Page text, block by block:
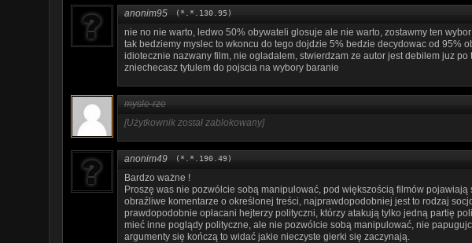
anonim95 (*.*.130.95)
nie no nie warto, ledwo 50% obywateli glosuje ale nie warto, zostawmy ten
tak bedziemy myslec to wkoncu do tego dojdzie 5% bedzie decydowac od 95%
idiotecznie nazwany film, nie ogladalem, stwierdzam ze autor jest debilem juz po
zniechecasz tytulem do pojscia na wybory baranie
mysle-rze
[Użytkownik został zablokowany]
anonim49 (*.*.190.49)
Bardzo ważne !
Proszę was nie pozwólcie sobą manipulować, pod większością filmów pojawiają
obraźliwe komentarze o określonej treści, najprawdopodobniej jest to rodzaj
prawdopodobnie opłacani hejterzy polityczni, którzy atakują tylko jedną partię
mieć inne poglądy polityczne, ale nie pozwólcie sobą manipulować, nie
argumenty się kończą to widać jakie nieczyste gierki się zaczynają.